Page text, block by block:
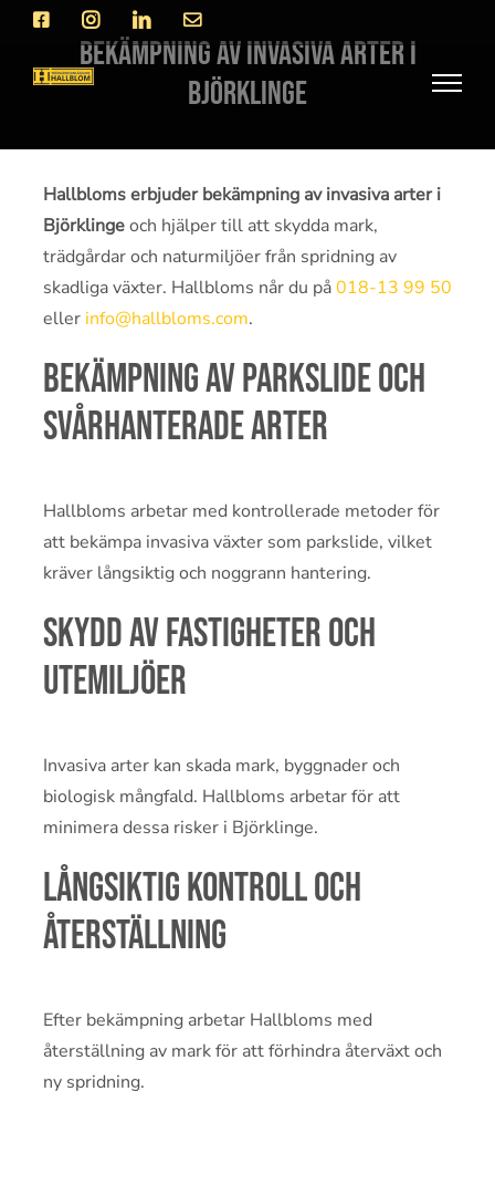
Fortsätt
innehållet
FacebookInstagramLinkedIn
E-
bekämpning av invasiva arter i
Björklinge
Hallbloms erbjuder bekämpning av invasiva arter i
Björklingeoch hjälper till att skydda mark,
trädgårdar och naturmiljöer från spridning av
skadliga växter. Hallbloms når du på018-13 99 50
eller info@hallbloms.com.
Bekämpning av parkslide och
svårhanterade arter
Hallbloms arbetar med kontrollerade metoder för
att bekämpa invasiva växter som parkslide, vilket
kräver långsiktig och noggrann hantering.
Skydd av fastigheter och
utemiljöer
Invasiva arter kan skada mark, byggnader och
biologisk mångfald. Hallbloms arbetar för att
minimera dessa risker i Björklinge.
Långsiktig kontroll och
återställning
Efter bekämpning arbetar Hallbloms med
återställning av mark för att förhindra återväxt och
ny spridning.